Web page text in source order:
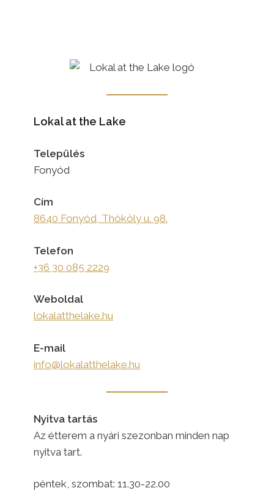
Lokal at the Lake
Település
Fonyód
Cím
8640 Fonyód, Thököly u. 98.
Telefon
+36 30 085 2229
Weboldal
lokalatthelake.hu
E-mail
info@lokalatthelake.hu
Nyitva tartás
Az étterem a nyári szezonban minden nap
nyitva tart.
péntek, szombat: 11.30-22.00